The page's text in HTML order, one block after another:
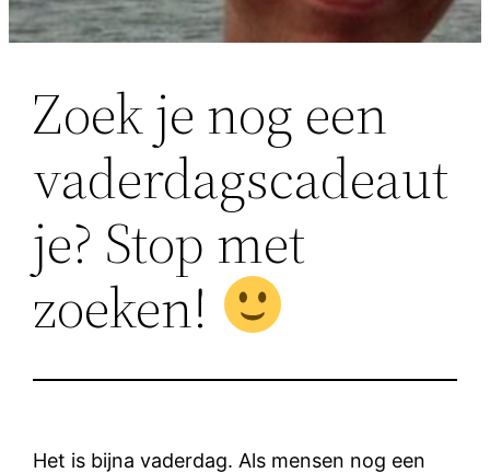
Zoek je nog een
vaderdagscadeaut
je? Stop met
zoeken!
Het is bijna vaderdag. Als mensen nog een